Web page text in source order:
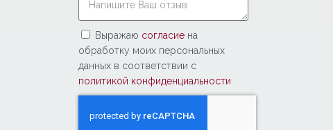
Выражаю согласие на
обработку моих персональных
данных в соответствии с
политикой конфиденциальности